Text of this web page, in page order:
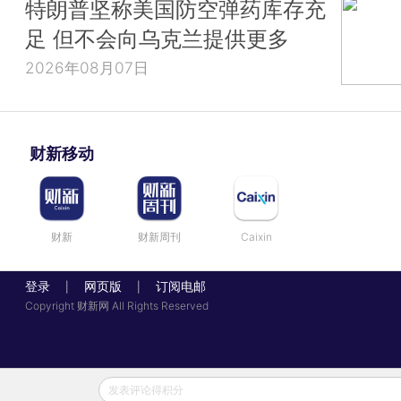
特朗普坚称美国防空弹药库存充
足 但不会向乌克兰提供更多
2026年08月07日
财新移动
财新 财新周刊 Caixin
登录 网页版 订阅电邮
Copyright 财新网 All Rights Reserved
发表评论得积分